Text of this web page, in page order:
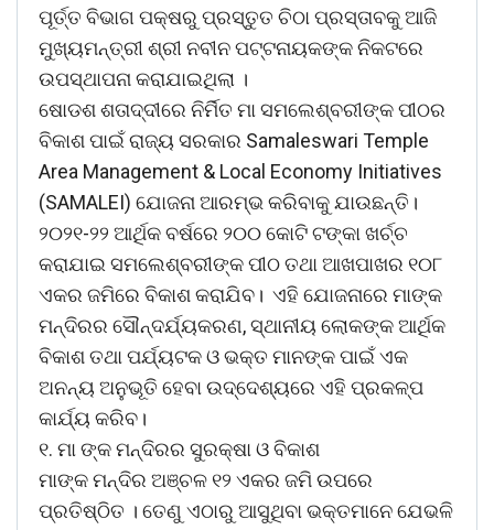
ପୂର୍ତ୍ତ ବିଭାଗ ପକ୍ଷରୁ ପ୍ରସ୍ତୁତ ଚିଠା ପ୍ରସ୍ତାବକୁ ଆଜି
ମୁଖ୍ୟମନ୍ତ୍ରୀ ଶ୍ରୀ ନବୀନ ପଟ୍ଟନାୟକଙ୍କ ନିକଟରେ
ଉପସ୍ଥାପନା କରାଯାଇଥିଲା ।
ଷୋଡଶ ଶତାଦ୍ଦୀରେ ନିର୍ମିତ ମା ସମଲେଶ୍ବରୀଙ୍କ ପୀଠର
ବିକାଶ ପାଇଁ ରାଜ୍ୟ ସରକାର Samaleswari Temple
Area Management & Local Economy Initiatives
(SAMALEI) ଯୋଜନା ଆରମ୍ଭ କରିବାକୁ ଯାଉଛନ୍ତି।
୨୦୨୧-୨୨ ଆର୍ଥିକ ବର୍ଷରେ ୨୦୦ କୋଟି ଟଙ୍କା ଖର୍ଚ୍ଚ
କରାଯାଇ ସମଲେଶ୍ବରୀଙ୍କ ପୀଠ ତଥା ଆଖପାଖର ୧୦୮
ଏକର ଜମିରେ ବିକାଶ କରାଯିବ। ଏହି ଯୋଜନାରେ ମାଙ୍କ
ମନ୍ଦିରର ସୌନ୍ଦର୍ଯ୍ୟକରଣ, ସ୍ଥାନୀୟ ଲୋକଙ୍କ ଆର୍ଥିକ
ବିକାଶ ତଥା ପର୍ଯ୍ୟଟକ ଓ ଭକ୍ତ ମାନଙ୍କ ପାଇଁ ଏକ
ଅନନ୍ୟ ଅନୁଭୂତି ହେବା ଉଦ୍ଦେଶ୍ୟରେ ଏହି ପ୍ରକଳ୍ପ
କାର୍ଯ୍ୟ କରିବ।
୧. ମା ଙ୍କ ମନ୍ଦିରର ସୁରକ୍ଷା ଓ ବିକାଶ
ମାଙ୍କ ମନ୍ଦିର ଅଞ୍ଚଳ ୧୨ ଏକର ଜମି ଉପରେ
ପ୍ରତିଷ୍ଠିତ । ତେଣୁ ଏଠାରୁ ଆସୁଥିବା ଭକ୍ତମାନେ ଯେଭଳି